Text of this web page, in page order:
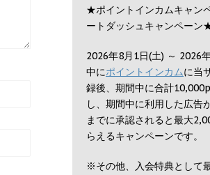
★ポイントインカムキャン
ートダッシュキャンペーン
2026年8月1日(土) ～ 2026
中にポイントインカムに当
録後、期間中に合計
し、期間中に利用した広告
までに承認されると最大
らえるキャンペーンです。
※その他、入会特典として